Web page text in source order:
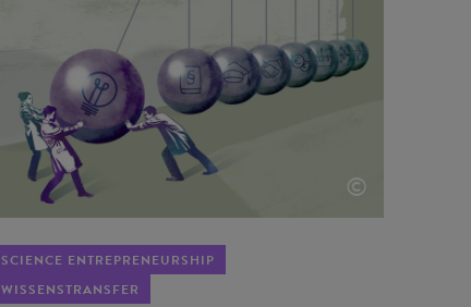
©
SCIENCE ENTREPRENEURSHIP
WISSENSTRANSFER